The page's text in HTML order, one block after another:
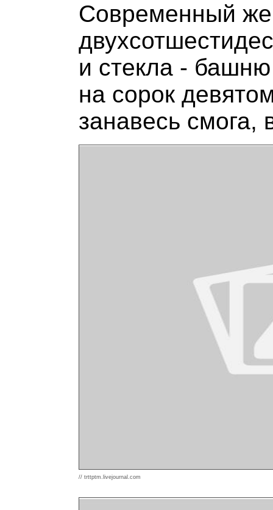
Современный
и стекла -
на сорок
занавесь смога,
// trttptm.livejournal.com